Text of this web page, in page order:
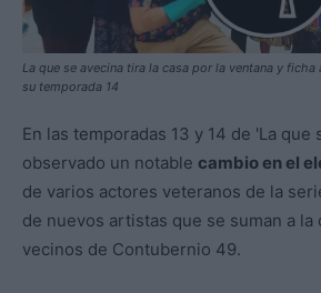
La que se avecina tira la casa por la ventana y
su temporada 14
En las temporadas 13 y 14 de 'La que
observado un notable cambio en el
de varios actores veteranos de la
de nuevos artistas que se suman a la
vecinos de Contubernio 49.